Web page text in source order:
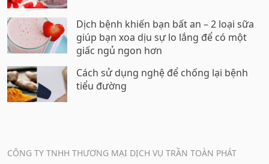
Dịch bệnh khiến bạn bất an – 2 loại sữa
giúp bạn xoa dịu sự lo lắng để có một
giấc ngủ ngon hơn
Cách sử dụng nghệ để chống lại bệnh
tiểu đường
CÔNG TY TNHH THƯƠNG MẠI DỊCH VỤ TRẦN TOÀN PHÁT